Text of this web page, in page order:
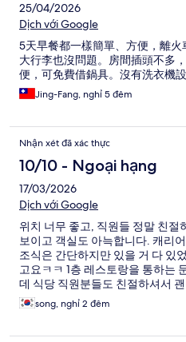
25/04/2026
Dịch với Google
5天早餐都一樣簡單、方便，離
大行李也沒問題。房間插頭不多
便，可免費借鍋具。沒有洗衣機設
Jing-Fang, nghỉ 5 đêm
Nhận xét đã xác thực
10/10 - Ngoại hạng
17/03/2026
Dịch với Google
위치 너무 좋고, 직원들 정말 친
보이고 객실도 아늑합니다. 캐리
조식은 간단하지만 있을 거 다 있
고요ㅋㅋ 1층 레스토랑을 통하는
데 식당 직원분들도 친절하셔서
게 있고, 수도물도 깨끗해서 식용
면 또 이 호텔 갈거임!!
song, nghỉ 2 đêm